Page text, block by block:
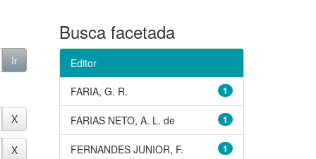
Busca facetada
Editor
1
FARIA, G. R.
1
FARIAS NETO, A. L. de
1
FERNANDES JUNIOR, F.